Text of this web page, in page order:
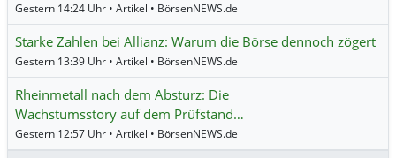
Gestern 14:24 Uhr • Artikel • BörsenNEWS.de
Starke Zahlen bei Allianz: Warum die Börse dennoch zögert
Gestern 13:39 Uhr • Artikel • BörsenNEWS.de
Rheinmetall nach dem Absturz: Die
Wachstumsstory auf dem Prüfstand…
Gestern 12:57 Uhr • Artikel • BörsenNEWS.de